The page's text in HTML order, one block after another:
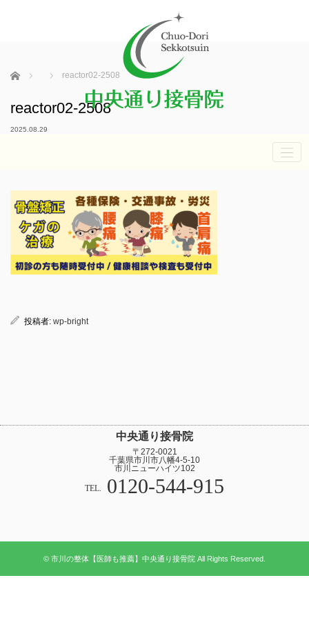
ホーム reactor02-2508
reactor02-2508
2025.08.29
投稿者: wp-bright
中央通り接骨院
〒272-0021
千葉県市川市八幡4-5-10
市川ニューハイツ102
TEL. 0120-544-915
© 市川の整体【医師も推薦】中央通り接骨院 All Rights Reserved.